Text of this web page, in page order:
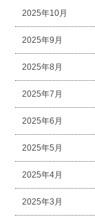
2025年10月
2025年9月
2025年8月
2025年7月
2025年6月
2025年5月
2025年4月
2025年3月